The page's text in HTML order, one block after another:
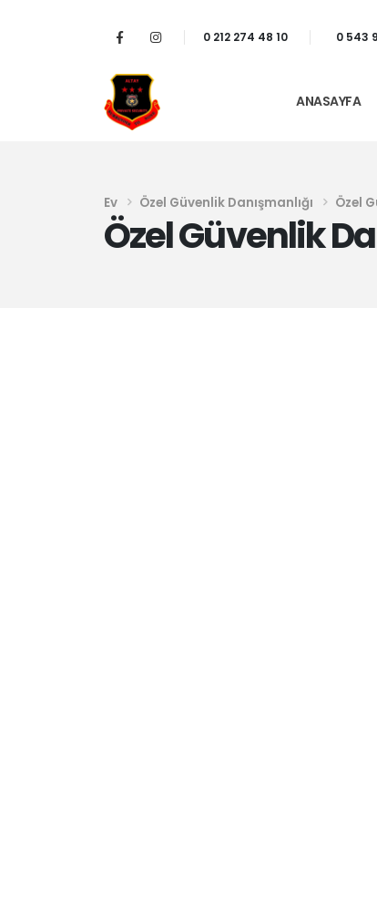
0 212 274 48 10 0 543
ANASAYFA
Ev Özel Güvenlik Danışmanlığı Özel
Özel Güvenlik